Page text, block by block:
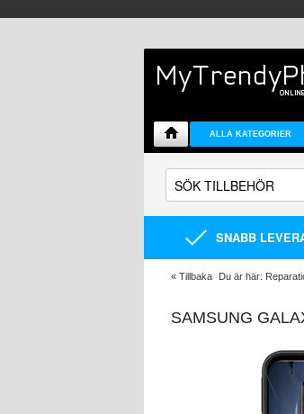
ALLA KATEGORIER
SNABB
« Tillbaka Du är här:
SAMSUNG